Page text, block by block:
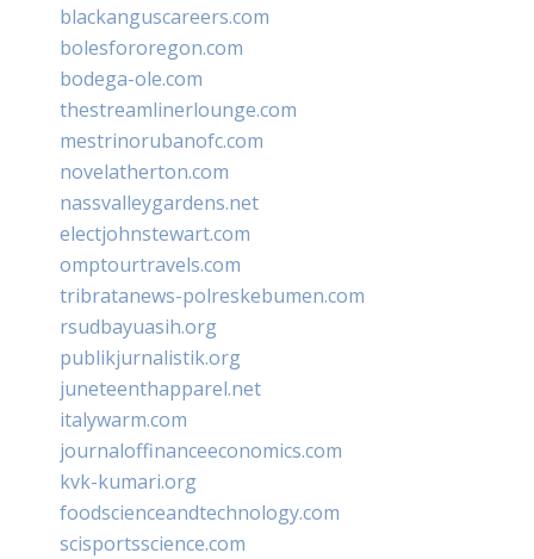
blackanguscareers.com
bolesfororegon.com
bodega-ole.com
thestreamlinerlounge.com
mestrinorubanofc.com
novelatherton.com
nassvalleygardens.net
electjohnstewart.com
omptourtravels.com
tribratanews-polreskebumen.com
rsudbayuasih.org
publikjurnalistik.org
juneteenthapparel.net
italywarm.com
journaloffinanceeconomics.com
kvk-kumari.org
foodscienceandtechnology.com
scisportsscience.com